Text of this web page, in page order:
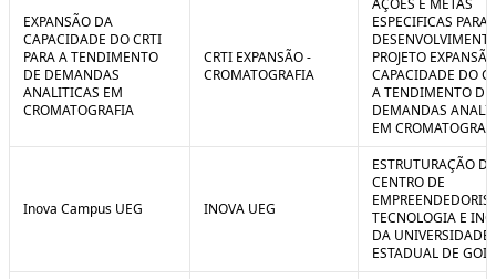
EXPANSÃO DA
CAPACIDADE DO CRTI
PARA A TENDIMENTO
DE DEMANDAS
ANALITICAS EM
CROMATOGRAFIA
CRTI EXPANSÃO -
CROMATOGRAFIA
AÇÕES E METAS
ESPECIFICAS PARA
PROJETO
CAPACIDADE DO
A TENDIMENTO DE
DEMANDAS
EM
Inova Campus UEG INOVA UEG
ESTRUTURAÇÃO
CENTRO DE
TECNOLOGIA E
DA UNIVERSIDADE
ESTADUAL DE